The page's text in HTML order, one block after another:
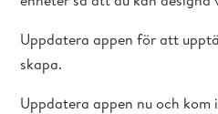
Uppdatera appen för att
skapa.
Uppdatera appen nu och